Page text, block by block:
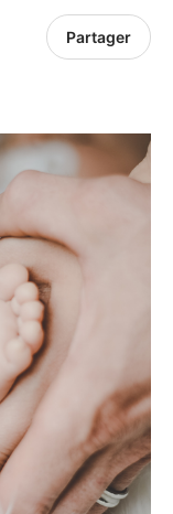
Partager